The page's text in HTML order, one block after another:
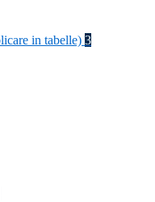
in tabelle) 3